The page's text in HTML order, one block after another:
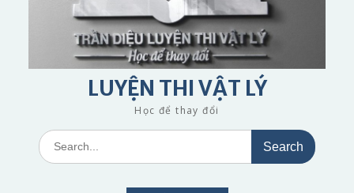
LUYỆN THI VẬT LÝ
Học để thay đổi
Search
for: